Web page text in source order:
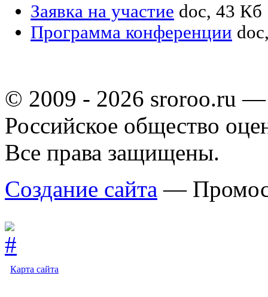
Заявка на участие doc, 43 Кб
Программа конференции
© 2009 - 2026 sroroo.ru —
Российское общество
Все права защищены.
Создание сайта —
Карта сайта